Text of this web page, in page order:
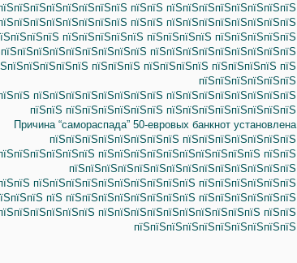
пїЅпїЅ пїЅпїЅпїЅпїЅпїЅпїЅпїЅпїЅ
пїЅпїЅ пїЅпїЅпїЅпїЅпїЅпїЅпїЅпїЅ
пїЅпїЅпїЅпїЅпїЅ пїЅпїЅпїЅпїЅ пїЅпїЅпїЅпїЅпїЅ
пїЅпїЅпїЅпїЅпїЅпїЅпїЅпїЅпїЅ
пїЅпїЅпїЅ пїЅпїЅпїЅпїЅ пїЅпїЅпїЅпїЅ пїЅ
пїЅпїЅпїЅпїЅпїЅпїЅ
пїЅпїЅпїЅпїЅпїЅпїЅпїЅпїЅ пїЅпїЅпїЅпїЅпїЅпїЅпїЅпїЅ
пїЅпїЅ пїЅпїЅпїЅпїЅпїЅпїЅ пїЅпїЅпїЅпїЅпїЅпїЅпїЅпїЅ
Причина “самораспада” 50-евровых банкнот установлена
пїЅпїЅпїЅпїЅпїЅпїЅпїЅпїЅ пїЅпїЅпїЅпїЅпїЅпїЅпїЅ
пїЅпїЅпїЅпїЅпїЅпїЅпїЅпїЅпїЅпїЅ пїЅпїЅ
пїЅпїЅпїЅпїЅпїЅпїЅпїЅпїЅпїЅпїЅпїЅпїЅпїЅпїЅ
пїЅпїЅпїЅпїЅпїЅпїЅпїЅпїЅпїЅпїЅ пїЅпїЅпїЅпїЅпїЅпїЅ
пїЅ пїЅпїЅпїЅпїЅпїЅпїЅпїЅпїЅ пїЅпїЅпїЅпїЅпїЅпїЅ
пїЅпїЅпїЅпїЅпїЅпїЅпїЅпїЅпїЅпїЅ пїЅпїЅ
пїЅпїЅпїЅпїЅпїЅпїЅпїЅпїЅпїЅпїЅ